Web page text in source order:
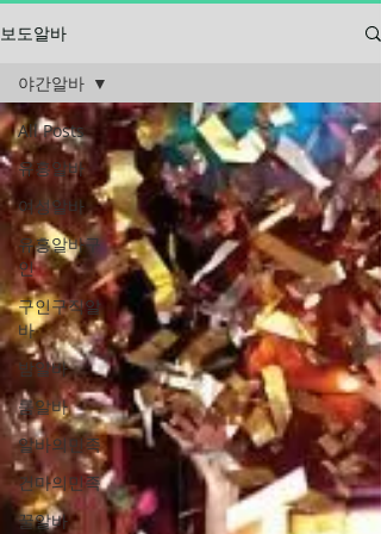
보도알바
All Posts
유흥알바
여성알바
유흥알바구
인
구인구직알
바
밤알바
룸알바
알바의민족
건마의민족
꿀알바
야간알바